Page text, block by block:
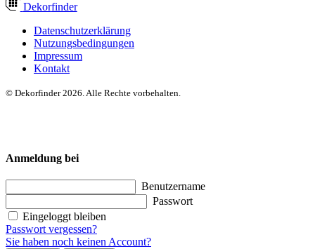
Dekorfinder
Datenschutzerklärung
Nutzungsbedingungen
Impressum
Kontakt
© Dekorfinder 2026. Alle Rechte vorbehalten.
Anmeldung bei
Benutzername
Passwort
Eingeloggt bleiben
Passwort vergessen?
Sie haben noch keinen Account?